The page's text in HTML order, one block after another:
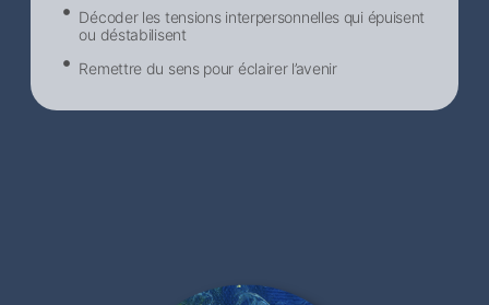
Décoder les tensions interpersonnelles qui épuisent
ou déstabilisent
Remettre du sens pour éclairer l’avenir